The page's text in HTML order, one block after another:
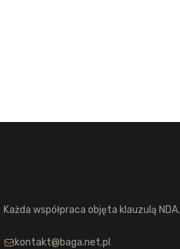
Każda współpraca objęta klauzulą NDA.
kontakt@baga.net.pl